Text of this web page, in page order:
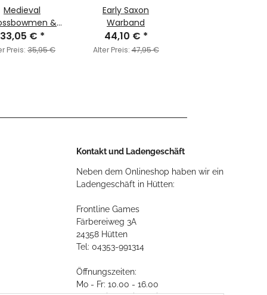
Medieval
&
Archers
33,05 € *
Preis: 35,95 €
Early Saxon
Warband
44,10 € *
Alter Preis:47,95 €
Kontakt und Ladengeschäft
Neben dem Onlineshop haben wir ein
Ladengeschäft in Hütten:
Frontline Games
Färbereiweg 3A
24358 Hütten
Tel: 04353-991314
Öffnungszeiten:
Mo - Fr: 10.00 - 16.00